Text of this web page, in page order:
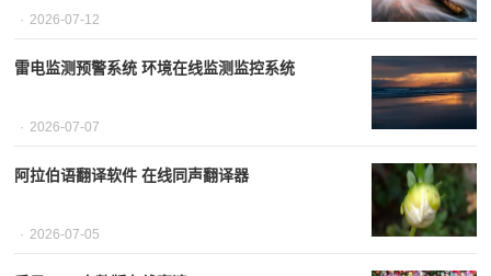
2026-07-12
雷电监测预警系统 环境在线监测监控系统
2026-07-07
阿拉伯语翻译软件 在线同声翻译器
2026-07-05